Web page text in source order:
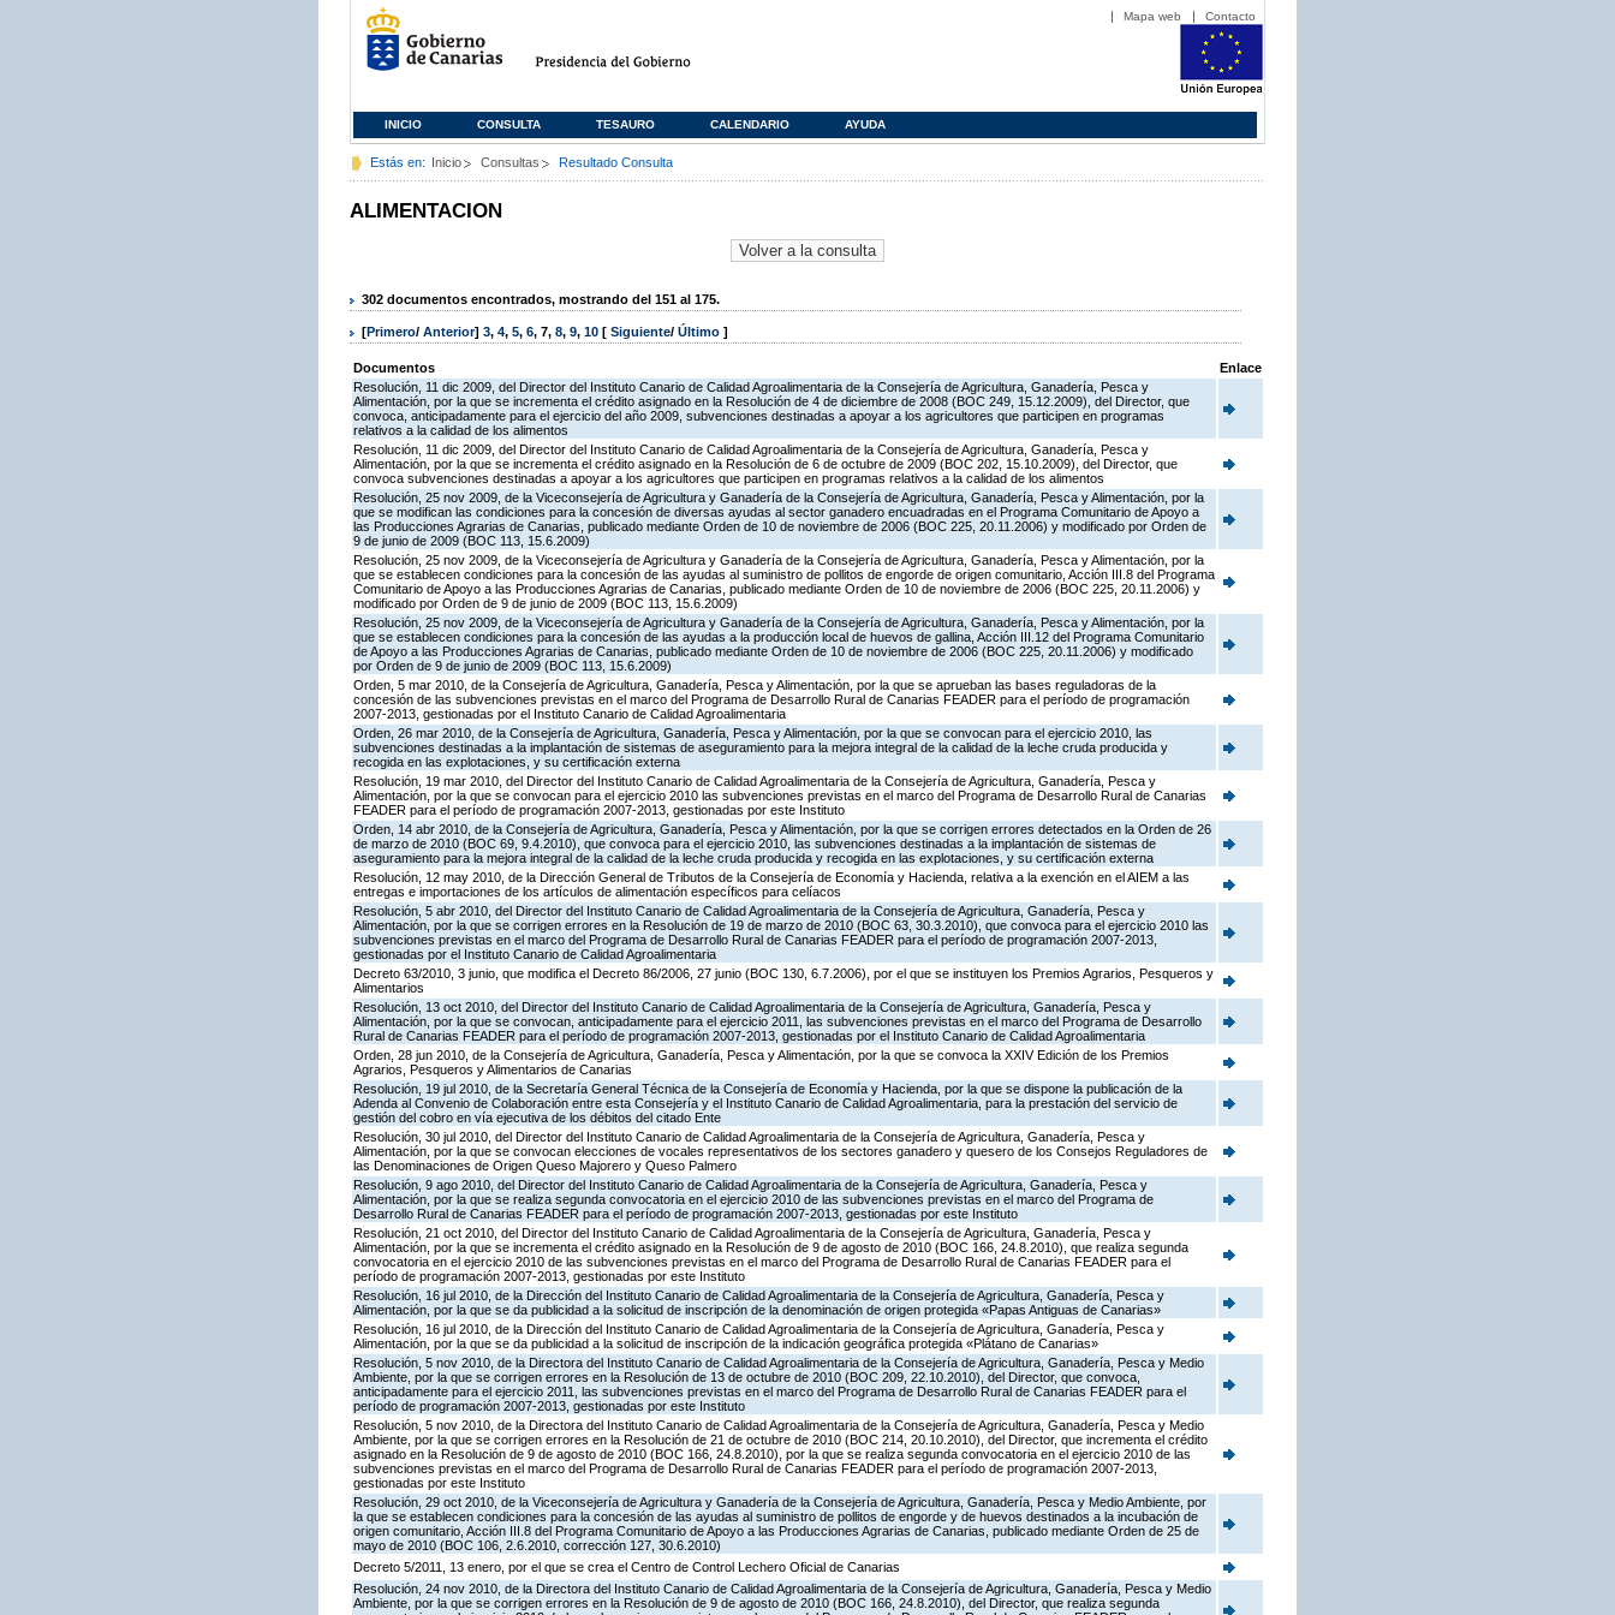
Mapa web Contacto
INICIO CONSULTA TESAURO CALENDARIO AYUDA
Estás en: Inicio Consultas Resultado Consulta
ALIMENTACION
302 documentos encontrados, mostrando del 151 al 175.
[Primero/ Anterior] 3, 4, 5, 6, 7, 8, 9, 10 [ Siguiente/ Último ]
Documentos
Enlace
Resolución, 11 dic 2009, del Director del Instituto Canario de Calidad Agroalimentaria de la Consejería de Agricultura, Ganadería, Pesca y
Alimentación, por la que se incrementa el crédito asignado en la Resolución de 4 de diciembre de 2008 (BOC 249, 15.12.2009), del Director, que
convoca, anticipadamente para el ejercicio del año 2009, subvenciones destinadas a apoyar a los agricultores que participen en programas
relativos a la calidad de los alimentos
Resolución, 11 dic 2009, del Director del Instituto Canario de Calidad Agroalimentaria de la Consejería de Agricultura, Ganadería, Pesca y
Alimentación, por la que se incrementa el crédito asignado en la Resolución de 6 de octubre de 2009 (BOC 202, 15.10.2009), del Director, que
convoca subvenciones destinadas a apoyar a los agricultores que participen en programas relativos a la calidad de los alimentos
Resolución, 25 nov 2009, de la Viceconsejería de Agricultura y Ganadería de la Consejería de Agricultura, Ganadería, Pesca y Alimentación, por la
que se modifican las condiciones para la concesión de diversas ayudas al sector ganadero encuadradas en el Programa Comunitario de Apoyo a
las Producciones Agrarias de Canarias, publicado mediante Orden de 10 de noviembre de 2006 (BOC 225, 20.11.2006) y modificado por Orden de
9 de junio de 2009 (BOC 113, 15.6.2009)
Resolución, 25 nov 2009, de la Viceconsejería de Agricultura y Ganadería de la Consejería de Agricultura, Ganadería, Pesca y Alimentación, por la
que se establecen condiciones para la concesión de las ayudas al suministro de pollitos de engorde de origen comunitario, Acción III.8 del Programa
Comunitario de Apoyo a las Producciones Agrarias de Canarias, publicado mediante Orden de 10 de noviembre de 2006 (BOC 225, 20.11.2006) y
modificado por Orden de 9 de junio de 2009 (BOC 113, 15.6.2009)
Resolución, 25 nov 2009, de la Viceconsejería de Agricultura y Ganadería de la Consejería de Agricultura, Ganadería, Pesca y Alimentación, por la
que se establecen condiciones para la concesión de las ayudas a la producción local de huevos de gallina, Acción III.12 del Programa Comunitario
de Apoyo a las Producciones Agrarias de Canarias, publicado mediante Orden de 10 de noviembre de 2006 (BOC 225, 20.11.2006) y modificado
por Orden de 9 de junio de 2009 (BOC 113, 15.6.2009)
Orden, 5 mar 2010, de la Consejería de Agricultura, Ganadería, Pesca y Alimentación, por la que se aprueban las bases reguladoras de la
concesión de las subvenciones previstas en el marco del Programa de Desarrollo Rural de Canarias FEADER para el período de programación
2007-2013, gestionadas por el Instituto Canario de Calidad Agroalimentaria
Orden, 26 mar 2010, de la Consejería de Agricultura, Ganadería, Pesca y Alimentación, por la que se convocan para el ejercicio 2010, las
subvenciones destinadas a la implantación de sistemas de aseguramiento para la mejora integral de la calidad de la leche cruda producida y
recogida en las explotaciones, y su certificación externa
Resolución, 19 mar 2010, del Director del Instituto Canario de Calidad Agroalimentaria de la Consejería de Agricultura, Ganadería, Pesca y
Alimentación, por la que se convocan para el ejercicio 2010 las subvenciones previstas en el marco del Programa de Desarrollo Rural de Canarias
FEADER para el período de programación 2007-2013, gestionadas por este Instituto
Orden, 14 abr 2010, de la Consejería de Agricultura, Ganadería, Pesca y Alimentación, por la que se corrigen errores detectados en la Orden de 26
de marzo de 2010 (BOC 69, 9.4.2010), que convoca para el ejercicio 2010, las subvenciones destinadas a la implantación de sistemas de
aseguramiento para la mejora integral de la calidad de la leche cruda producida y recogida en las explotaciones, y su certificación externa
Resolución, 12 may 2010, de la Dirección General de Tributos de la Consejería de Economía y Hacienda, relativa a la exención en el AIEM a las
entregas e importaciones de los artículos de alimentación específicos para celíacos
Resolución, 5 abr 2010, del Director del Instituto Canario de Calidad Agroalimentaria de la Consejería de Agricultura, Ganadería, Pesca y
Alimentación, por la que se corrigen errores en la Resolución de 19 de marzo de 2010 (BOC 63, 30.3.2010), que convoca para el ejercicio 2010 las
subvenciones previstas en el marco del Programa de Desarrollo Rural de Canarias FEADER para el período de programación 2007-2013,
gestionadas por el Instituto Canario de Calidad Agroalimentaria
Decreto 63/2010, 3 junio, que modifica el Decreto 86/2006, 27 junio (BOC 130, 6.7.2006), por el que se instituyen los Premios Agrarios, Pesqueros y
Alimentarios
Resolución, 13 oct 2010, del Director del Instituto Canario de Calidad Agroalimentaria de la Consejería de Agricultura, Ganadería, Pesca y
Alimentación, por la que se convocan, anticipadamente para el ejercicio 2011, las subvenciones previstas en el marco del Programa de Desarrollo
Rural de Canarias FEADER para el período de programación 2007-2013, gestionadas por el Instituto Canario de Calidad Agroalimentaria
Orden, 28 jun 2010, de la Consejería de Agricultura, Ganadería, Pesca y Alimentación, por la que se convoca la XXIV Edición de los Premios
Agrarios, Pesqueros y Alimentarios de Canarias
Resolución, 19 jul 2010, de la Secretaría General Técnica de la Consejería de Economía y Hacienda, por la que se dispone la publicación de la
Adenda al Convenio de Colaboración entre esta Consejería y el Instituto Canario de Calidad Agroalimentaria, para la prestación del servicio de
gestión del cobro en vía ejecutiva de los débitos del citado Ente
Resolución, 30 jul 2010, del Director del Instituto Canario de Calidad Agroalimentaria de la Consejería de Agricultura, Ganadería, Pesca y
Alimentación, por la que se convocan elecciones de vocales representativos de los sectores ganadero y quesero de los Consejos Reguladores de
las Denominaciones de Origen Queso Majorero y Queso Palmero
Resolución, 9 ago 2010, del Director del Instituto Canario de Calidad Agroalimentaria de la Consejería de Agricultura, Ganadería, Pesca y
Alimentación, por la que se realiza segunda convocatoria en el ejercicio 2010 de las subvenciones previstas en el marco del Programa de
Desarrollo Rural de Canarias FEADER para el período de programación 2007-2013, gestionadas por este Instituto
Resolución, 21 oct 2010, del Director del Instituto Canario de Calidad Agroalimentaria de la Consejería de Agricultura, Ganadería, Pesca y
Alimentación, por la que se incrementa el crédito asignado en la Resolución de 9 de agosto de 2010 (BOC 166, 24.8.2010), que realiza segunda
convocatoria en el ejercicio 2010 de las subvenciones previstas en el marco del Programa de Desarrollo Rural de Canarias FEADER para el
período de programación 2007-2013, gestionadas por este Instituto
Resolución, 16 jul 2010, de la Dirección del Instituto Canario de Calidad Agroalimentaria de la Consejería de Agricultura, Ganadería, Pesca y
Alimentación, por la que se da publicidad a la solicitud de inscripción de la denominación de origen protegida «Papas Antiguas de Canarias»
Resolución, 16 jul 2010, de la Dirección del Instituto Canario de Calidad Agroalimentaria de la Consejería de Agricultura, Ganadería, Pesca y
Alimentación, por la que se da publicidad a la solicitud de inscripción de la indicación geográfica protegida «Plátano de Canarias»
Resolución, 5 nov 2010, de la Directora del Instituto Canario de Calidad Agroalimentaria de la Consejería de Agricultura, Ganadería, Pesca y Medio
Ambiente, por la que se corrigen errores en la Resolución de 13 de octubre de 2010 (BOC 209, 22.10.2010), del Director, que convoca,
anticipadamente para el ejercicio 2011, las subvenciones previstas en el marco del Programa de Desarrollo Rural de Canarias FEADER para el
período de programación 2007-2013, gestionadas por este Instituto
Resolución, 5 nov 2010, de la Directora del Instituto Canario de Calidad Agroalimentaria de la Consejería de Agricultura, Ganadería, Pesca y Medio
Ambiente, por la que se corrigen errores en la Resolución de 21 de octubre de 2010 (BOC 214, 20.10.2010), del Director, que incrementa el crédito
asignado en la Resolución de 9 de agosto de 2010 (BOC 166, 24.8.2010), por la que se realiza segunda convocatoria en el ejercicio 2010 de las
subvenciones previstas en el marco del Programa de Desarrollo Rural de Canarias FEADER para el período de programación 2007-2013,
gestionadas por este Instituto
Resolución, 29 oct 2010, de la Viceconsejería de Agricultura y Ganadería de la Consejería de Agricultura, Ganadería, Pesca y Medio Ambiente, por
la que se establecen condiciones para la concesión de las ayudas al suministro de pollitos de engorde y de huevos destinados a la incubación de
origen comunitario, Acción III.8 del Programa Comunitario de Apoyo a las Producciones Agrarias de Canarias, publicado mediante Orden de 25 de
mayo de 2010 (BOC 106, 2.6.2010, corrección 127, 30.6.2010)
Decreto 5/2011, 13 enero, por el que se crea el Centro de Control Lechero Oficial de Canarias
Resolución, 24 nov 2010, de la Directora del Instituto Canario de Calidad Agroalimentaria de la Consejería de Agricultura, Ganadería, Pesca y Medio
Ambiente, por la que se corrigen errores en la Resolución de 9 de agosto de 2010 (BOC 166, 24.8.2010), del Director, que realiza segunda